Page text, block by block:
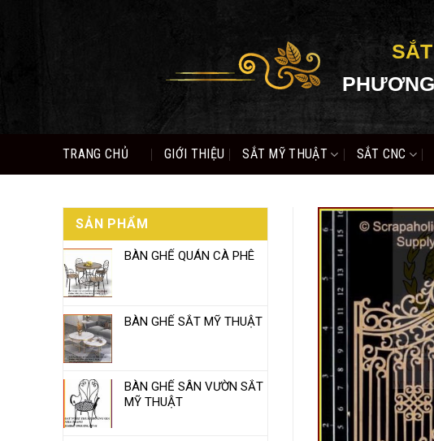
TRANG CHỦ GIỚI THIỆU SẮT MỸ THUẬT SẮT CNC
SẢN PHẨM
BÀN GHẾ QUÁN CÀ PHÊ
BÀN GHẾ SẮT MỸ THUẬT
BÀN GHẾ SÂN VƯỜN SẮT
MỸ THUẬT